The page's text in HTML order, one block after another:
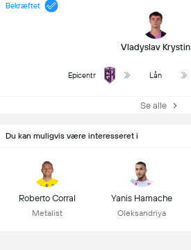
Bekræftet
Vladyslav Krystin
Epicentr Lån
Se alle
Du kan muligvis være interesseret i
Roberto Corral
Metalist
Yanis Hamache
Oleksandriya